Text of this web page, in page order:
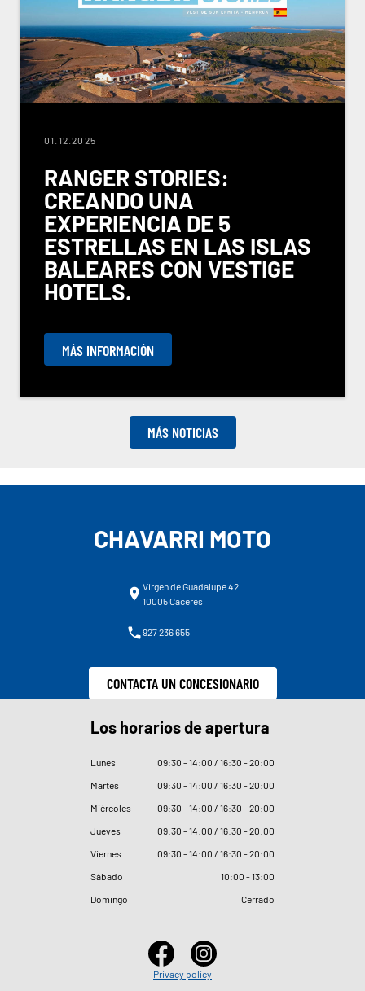
01.12.2025
RANGER STORIES:
CREANDO UNA
EXPERIENCIA DE 5
ESTRELLAS EN LAS ISLAS
BALEARES CON VESTIGE
HOTELS.
MÁS INFORMACIÓN
MÁS NOTICIAS
CHAVARRI MOTO
Virgen de Guadalupe 42
10005 Cáceres
927 236 655
CONTACTA UN CONCESIONARIO
Los horarios de apertura
Lunes 09:30 - 14:00 / 16:30 - 20:00
Martes
09:30 - 14:00 / 16:30 - 20:00
Miércoles
09:30 - 14:00 / 16:30 - 20:00
Jueves
09:30 - 14:00 / 16:30 - 20:00
Viernes
09:30 - 14:00 / 16:30 - 20:00
Sábado
10:00 - 13:00
Domingo
Cerrado
Privacy policy